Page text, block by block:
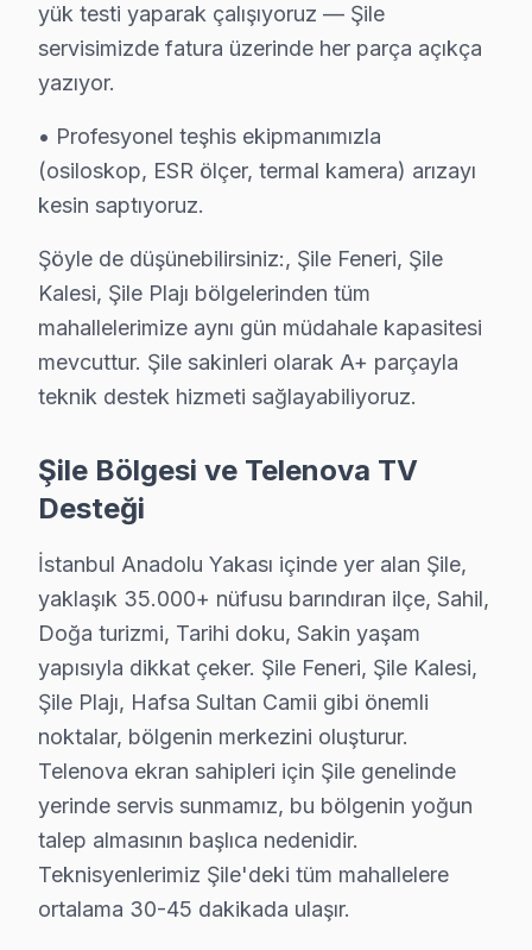
Şile Mahallelerinde Telenova Teknik Servis
Telenova televizyonları, geniş bir model yelpazesine
Belirli gözlemler neticesinde, Şile'de en çok
Telenova Devre Mimarisi: Şile Teknisyen
Şile bölgesinden gelen Telenova televizyonlarına ait
1.Backlight Arızası
Fiziksel Belirti: Ekranda belirli bölgelerin
Neden: Telenova'nın bazı modellerinde, arka
2025 Türkiye Fiyatı: ₺800 - ₺1200 aralığında.
2.Anakart Arızası
Fiziksel Belirti: Cihazın açılmaması veya ses
Neden: Ana işlemci chip'inin yetersiz
2025 Türkiye Fiyatı: ₺1500 - ₺2500 aralığında.
Etkilenen Modeller: Telenova B serisi (örn.
3.Panel Kırılması
Fiziksel Belirti: Ekranda çatlaklar ya da fiziksel
Neden: Düşme, darbe veya yanlış montaj gibi
2025 Türkiye Fiyatı: ₺2000 - ₺3500 aralığında.
Etkilenen Modeller: Telenova C serisi (örn.
4.Yazılım Sorunları
Fiziksel Belirti: Ekranda dondurma veya yanıt
Neden: Güncellemelerin yetersizliği ve yazılım
yük testi yaparak çalışıyoruz — Şile
servisimizde fatura üzerinde her parça açıkça
yazıyor.
• Profesyonel teşhis ekipmanımızla
(osiloskop, ESR ölçer, termal kamera) arızayı
kesin saptıyoruz.
Şöyle de düşünebilirsiniz:, Şile Feneri, Şile
Kalesi, Şile Plajı bölgelerinden tüm
mahallelerimize aynı gün müdahale kapasitesi
mevcuttur. Şile sakinleri olarak A+ parçayla
teknik destek hizmeti sağlayabiliyoruz.
Şile Bölgesi ve Telenova TV
Desteği
İstanbul Anadolu Yakası içinde yer alan Şile,
yaklaşık 35.000+ nüfusu barındıran ilçe, Sahil,
Doğa turizmi, Tarihi doku, Sakin yaşam
yapısıyla dikkat çeker. Şile Feneri, Şile Kalesi,
Şile Plajı, Hafsa Sultan Camii gibi önemli
noktalar, bölgenin merkezini oluşturur.
Telenova ekran sahipleri için Şile genelinde
yerinde servis sunmamız, bu bölgenin yoğun
talep almasının başlıca nedenidir.
Teknisyenlerimiz Şile'deki tüm mahallelere
ortalama 30-45 dakikada ulaşır.